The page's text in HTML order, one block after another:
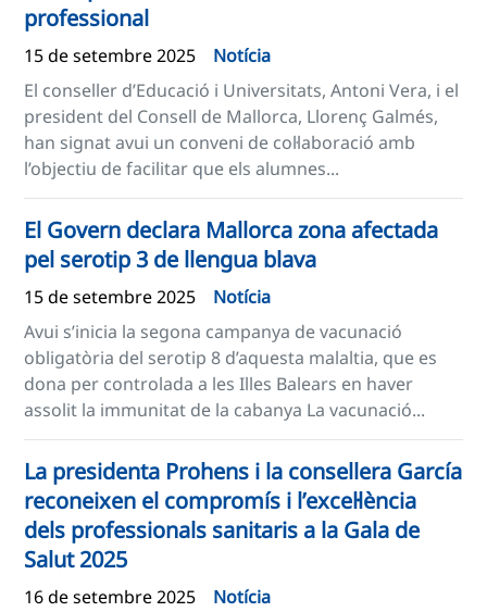
professional
15 de setembre 2025
Notícia
El conseller d’Educació i Universitats, Antoni Vera, i el
president del Consell de Mallorca, Llorenç Galmés,
han signat avui un conveni de col·laboració amb
l’objectiu de facilitar que els alumnes...
El Govern declara Mallorca zona afectada
pel serotip 3 de llengua blava
15 de setembre 2025
Notícia
Avui s’inicia la segona campanya de vacunació
obligatòria del serotip 8 d’aquesta malaltia, que es
dona per controlada a les Illes Balears en haver
assolit la immunitat de la cabanya La vacunació...
La presidenta Prohens i la consellera García
reconeixen el compromís i l’excel·lència
dels professionals sanitaris a la Gala de
Salut 2025
16 de setembre 2025
Notícia